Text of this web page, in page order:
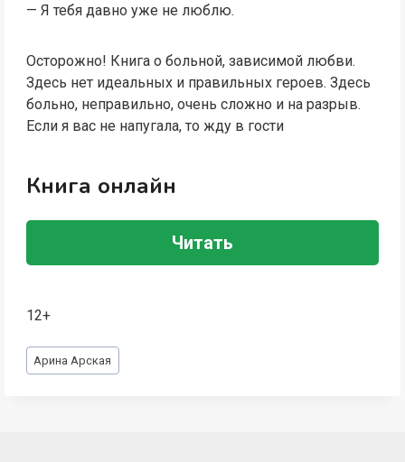
— Я тебя давно уже не люблю.
Осторожно! Книга о больной, зависимой любви.
Здесь нет идеальных и правильных героев. Здесь
больно, неправильно, очень сложно и на разрыв.
Если я вас не напугала, то жду в гости
Книга онлайн
Читать
12+
Метки
записи:
Арина Арская